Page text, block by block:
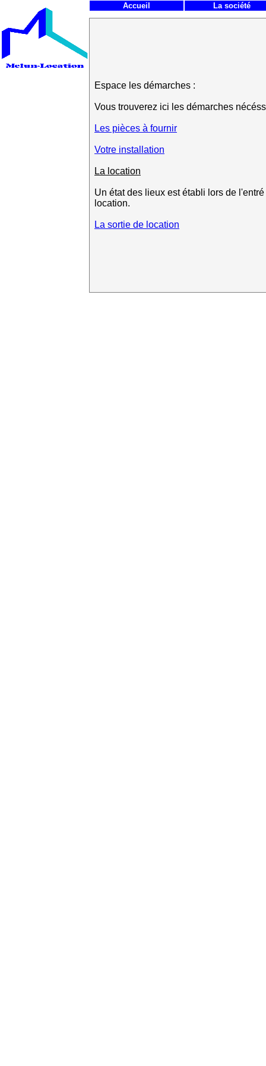
Accueil La société
Espace les démarches :
Vous trouverez ici les démarches
Les pièces à fournir
Votre installation
La location
Un état des lieux est établi lors de
location.
La sortie de location